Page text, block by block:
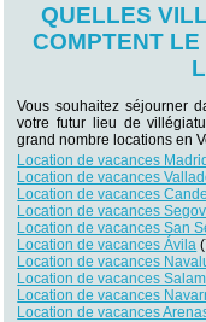
QUELLES
COMPTENT
Vous souhaitez séjourner
votre futur lieu de
grand nombre locations en
Location de vacances Madrid
Location de vacances
Location de vacances
Location de vacances
Location de vacances San
Location de vacances Ávila
Location de vacances
Location de vacances
Location de vacances
Location de vacances